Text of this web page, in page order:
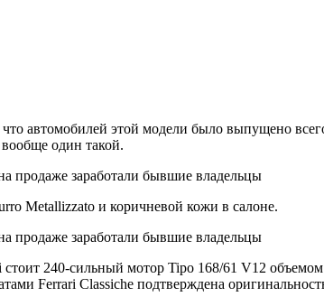
автомобилей этой модели было выпущено
один такой.
Metallizzato и коричневой кожи в салоне.
стоит 240-сильный мотор Tipo 168/61 V12
Ferrari Classiche подтверждена